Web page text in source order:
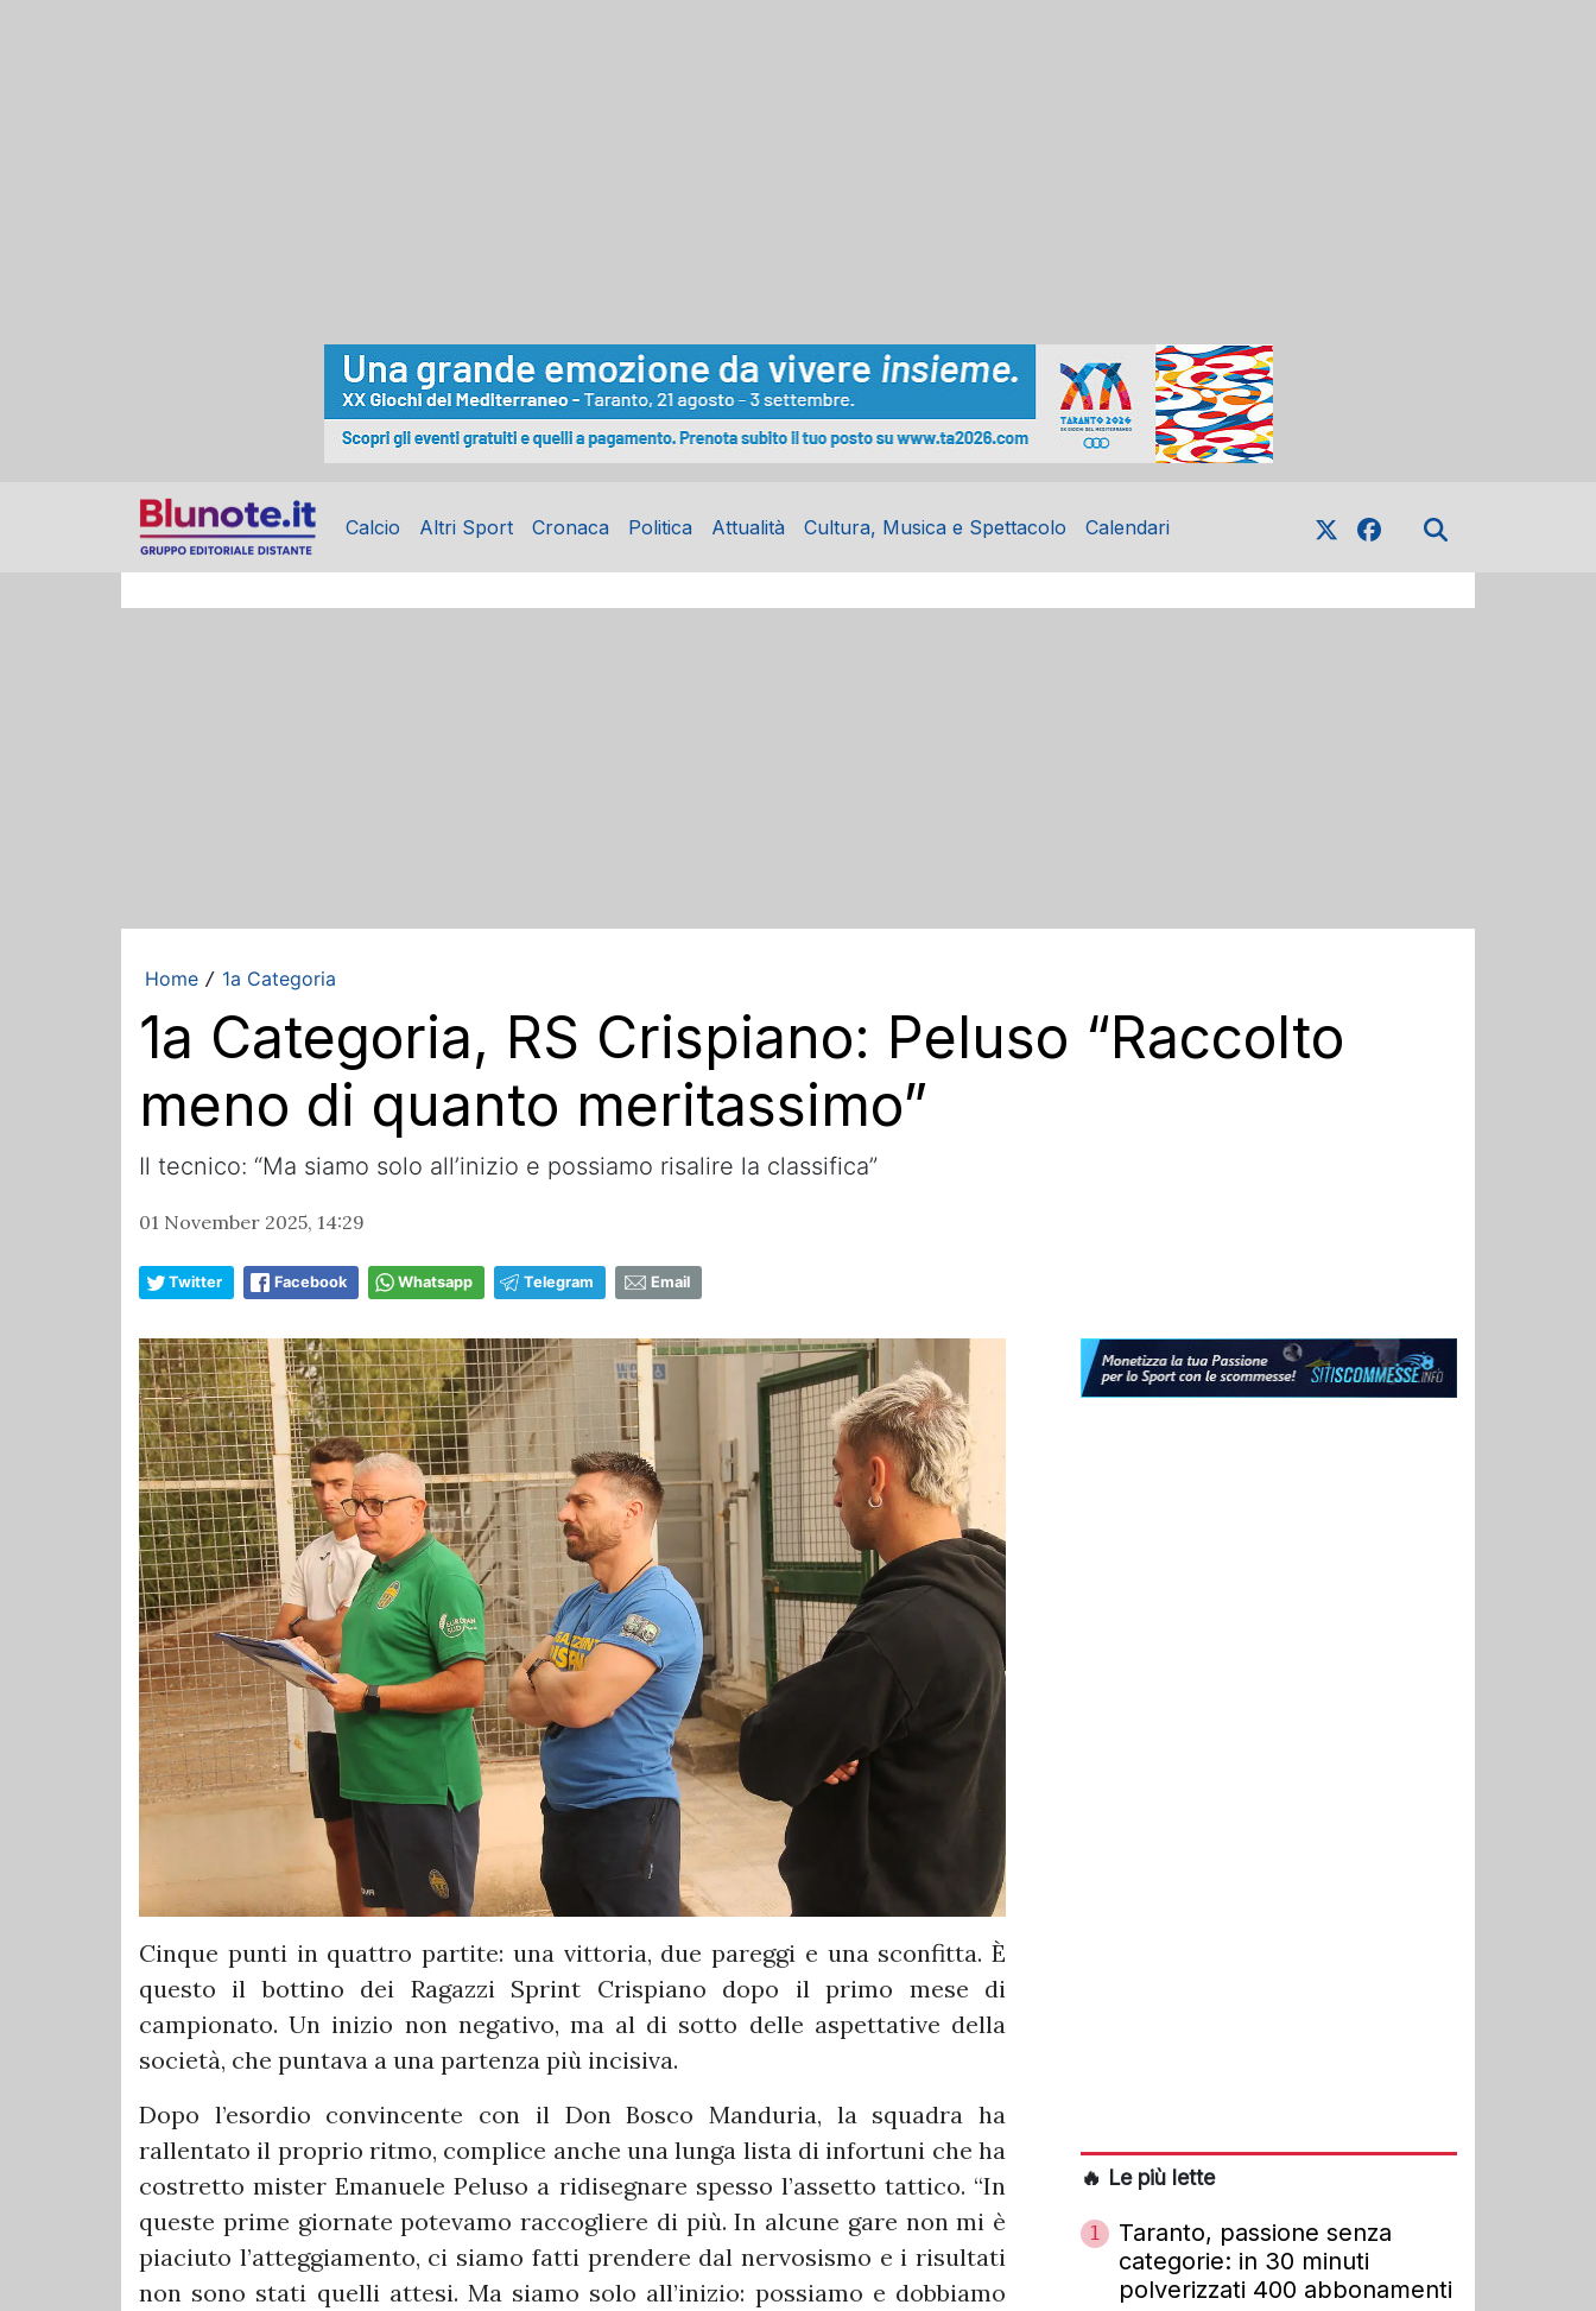
Calcio Altri Sport Cronaca Politica Attualità Cultura, Musica e Spettacolo Calendari
Home / 1a Categoria
1a Categoria, RS Crispiano: Peluso “Raccolto
meno di quanto meritassimo”
Il tecnico: “Ma siamo solo all’inizio e possiamo risalire la classifica”
01 November 2025, 14:29
Twitter Facebook Whatsapp Telegram Email
Cinque punti in quattro partite: una vittoria, due pareggi e una sconfitta. È
questo il bottino dei Ragazzi Sprint Crispiano dopo il primo mese di
campionato. Un inizio non negativo, ma al di sotto delle aspettative della
società, che puntava a una partenza più incisiva.
Dopo l’esordio convincente con il Don Bosco Manduria, la squadra ha
rallentato il proprio ritmo, complice anche una lunga lista di infortuni che ha
costretto mister Emanuele Peluso a ridisegnare spesso l’assetto tattico. “In
queste prime giornate potevamo raccogliere di più. In alcune gare non mi è
piaciuto l’atteggiamento, ci siamo fatti prendere dal nervosismo e i risultati
non sono stati quelli attesi. Ma siamo solo all’inizio: possiamo e dobbiamo
🔥 Le più lette
1
Taranto, passione senza
categorie: in 30 minuti
polverizzati 400 abbonamenti